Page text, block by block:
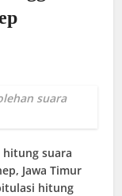
suara
suara
Jawa Timur
hitung